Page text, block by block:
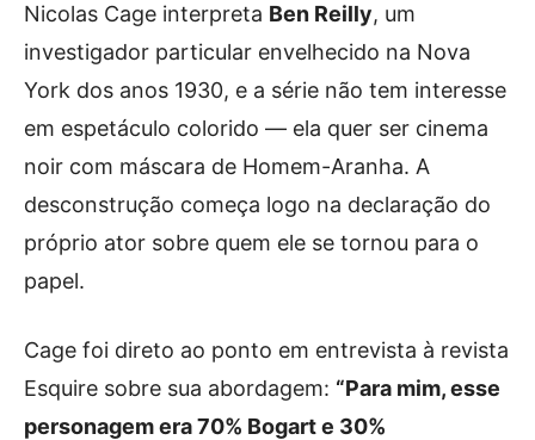
Nicolas Cage interpreta Ben Reilly, um
investigador particular envelhecido na Nova
York dos anos 1930, e a série não tem interesse
em espetáculo colorido — ela quer ser cinema
noir com máscara de Homem-Aranha. A
desconstrução começa logo na declaração do
próprio ator sobre quem ele se tornou para o
papel.
Cage foi direto ao ponto em entrevista à revista
Esquire sobre sua abordagem: “Para mim, esse
personagem era 70% Bogart e 30%